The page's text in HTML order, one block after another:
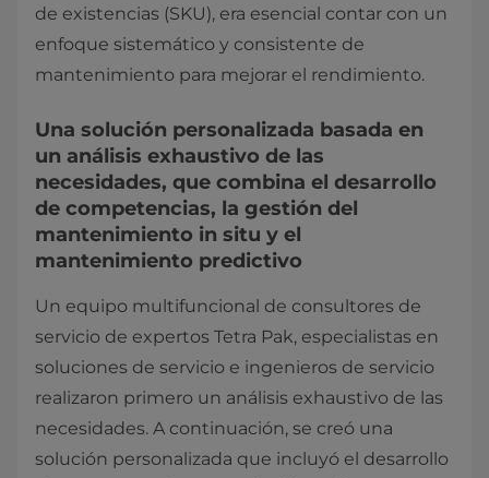
de existencias (SKU), era esencial contar con un
enfoque sistemático y consistente de
mantenimiento para mejorar el rendimiento.
Una solución personalizada basada en
un análisis exhaustivo de las
necesidades, que combina el desarrollo
de competencias, la gestión del
mantenimiento in situ y el
mantenimiento predictivo
Un equipo multifuncional de consultores de
servicio de expertos Tetra Pak, especialistas en
soluciones de servicio e ingenieros de servicio
realizaron primero un análisis exhaustivo de las
necesidades. A continuación, se creó una
solución personalizada que incluyó el desarrollo